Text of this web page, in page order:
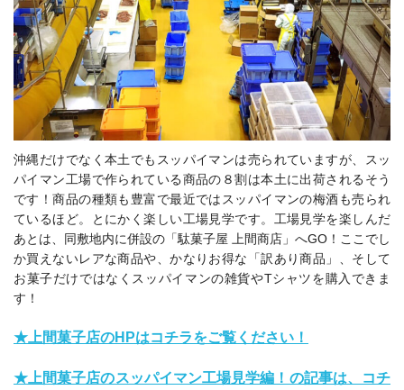
沖縄だけでなく本土でもスッパイマンは売られていますが、スッ
パイマン工場で作られている商品の８割は本土に出荷されるそう
です！商品の種類も豊富で最近ではスッパイマンの梅酒も売られ
ているほど。とにかく楽しい工場見学です。工場見学を楽しんだ
あとは、同敷地内に併設の「駄菓子屋 上間商店 」へGO！ここでし
か買えないレアな商品や、かなりお得な「訳あり商品」、そして
お菓子だけではなくスッパイマンの雑貨やTシャツを購入できま
す！
★上間菓子店のHPはコチラをご覧ください！
★上間菓子店のスッパイマン工場見学編！の記事は、コチ